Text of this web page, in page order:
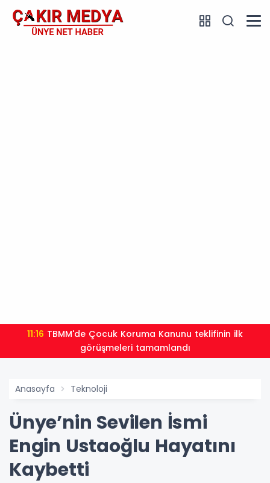
11:16
görüşmeleri tamamlandı
Anasayfa Teknoloji
Ünye’nin Sevilen İsmi
Engin Ustaoğlu Hayatını
Kaybetti